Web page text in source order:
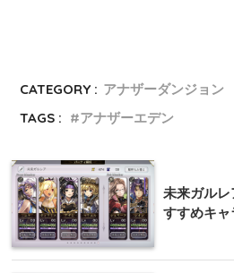
CATEGORY : アナザーダンジョン
TAGS :
アナザーエデン
未来ガル
すすめキャ